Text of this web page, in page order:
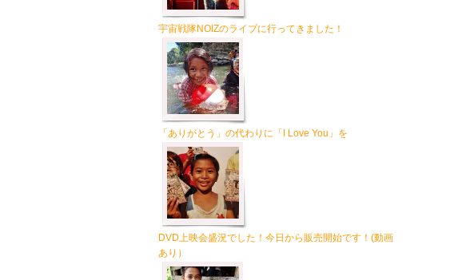
宇宙戦隊NOIZのライブに行ってきました！
「ありがとう」の代わりに「I Love You」を
DVD上映会盛況でした！今日から販売開始です！(動画
あり）